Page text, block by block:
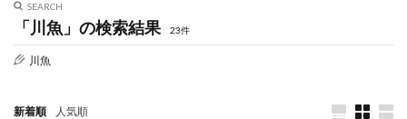
SEARCH
「川魚」の検索結果 23件
川魚
新着順 人気順